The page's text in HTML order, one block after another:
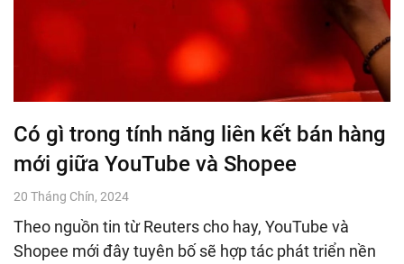
Có gì trong tính năng liên kết bán hàng
mới giữa YouTube và Shopee
20 Tháng Chín, 2024
Theo nguồn tin từ Reuters cho hay, YouTube và
Shopee mới đây tuyên bố sẽ hợp tác phát triển nền